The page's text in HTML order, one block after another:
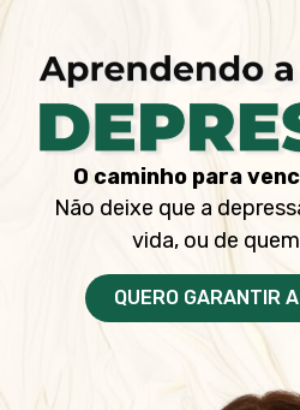
O caminho para
Não deixe que a
vida, ou de
QUERO GARANTIR